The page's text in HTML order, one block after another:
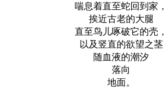
喘息着直至蛇回到家，
挨近古老的大腿
直至鸟儿啄破它的壳，
以及竖直的欲望之茎
随血液的潮汐
落向
地面。